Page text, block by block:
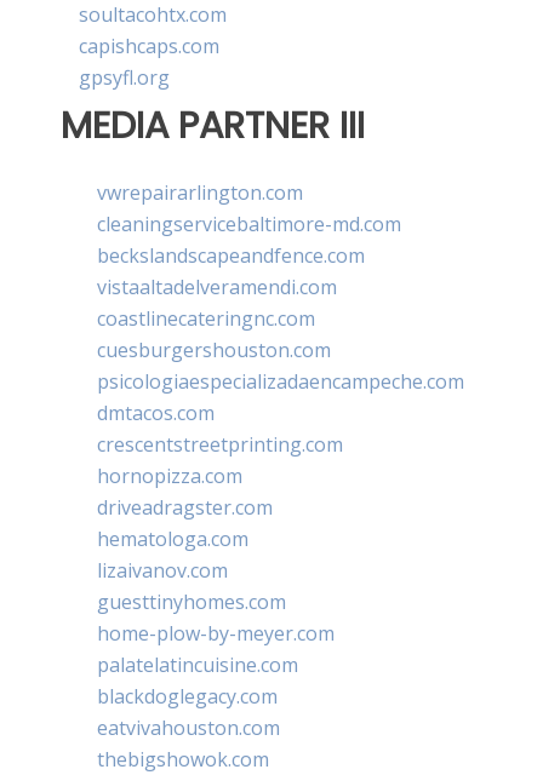
soultacohtx.com
capishcaps.com
gpsyfl.org
MEDIA PARTNER III
vwrepairarlington.com
cleaningservicebaltimore-md.com
beckslandscapeandfence.com
vistaaltadelveramendi.com
coastlinecateringnc.com
cuesburgershouston.com
psicologiaespecializadaencampeche.com
dmtacos.com
crescentstreetprinting.com
hornopizza.com
driveadragster.com
hematologa.com
lizaivanov.com
guesttinyhomes.com
home-plow-by-meyer.com
palatelatincuisine.com
blackdoglegacy.com
eatvivahouston.com
thebigshowok.com